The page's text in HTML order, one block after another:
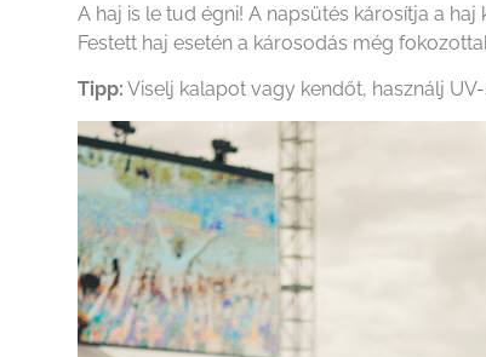
A haj is le tud égni! A napsütés károsítja a
Festett haj esetén a károsodás még
Tipp: Viselj kalapot vagy kendőt, használj